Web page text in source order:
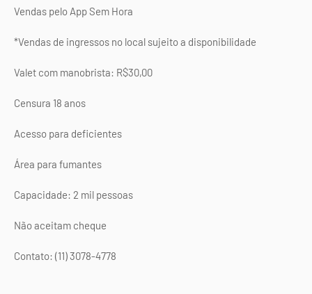
Vendas pelo App Sem Hora
*Vendas de ingressos no local sujeito a disponibilidade
Valet com manobrista: R$30,00
Censura 18 anos
Acesso para deficientes
Área para fumantes
Capacidade: 2 mil pessoas
Não aceitam cheque
Contato: (11) 3078-4778